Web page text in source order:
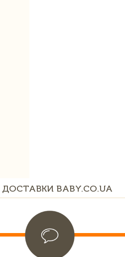
BABY.CO.UA